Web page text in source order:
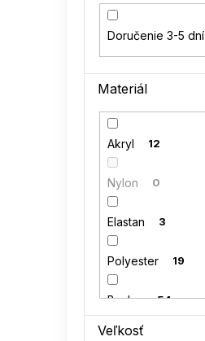
Doručenie 3-5 dní
Materiál
Akryl 12
Nylon 0
Elastan 3
Polyester 19
Bavlna 54
Veľkosť